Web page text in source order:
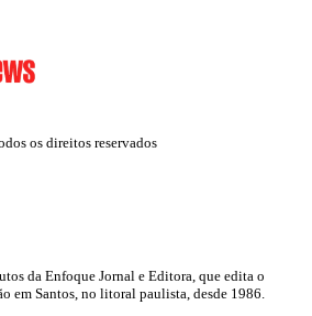
os direitos reservados
da Enfoque Jornal e Editora, que edita o
em Santos, no litoral paulista, desde 1986.